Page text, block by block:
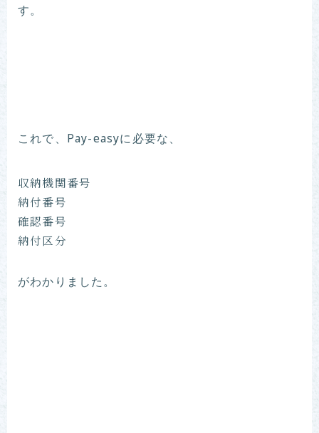
す。
これで、Pay-easyに必要な、
収納機関番号
納付番号
確認番号
納付区分
がわかりました。